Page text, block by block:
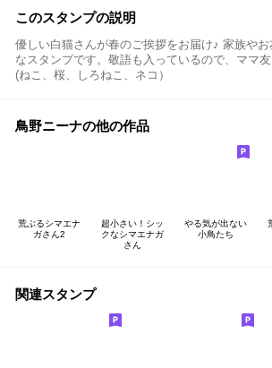
このスタンプの説明
優しい白猫さんが春のご挨拶をお届け♪ 家族や
なスタンプです。敬語も入っているので、ママ
(ねこ、桜、しろねこ、ネコ）
鳥野ニーナの他の作品
荒ぶるシマエナ
ガさん2
超小さい！シッ
クなシマエナガ
さん
やる気が出ない
小鳥たち
関連スタンプ